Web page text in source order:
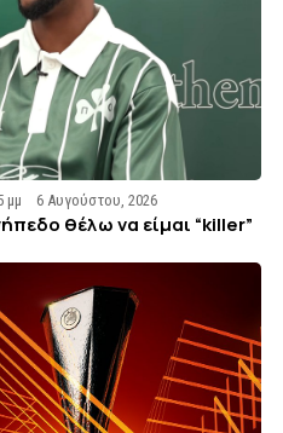
μμ 6 Αυγούστου, 2026
θέλω να είμαι “killer”